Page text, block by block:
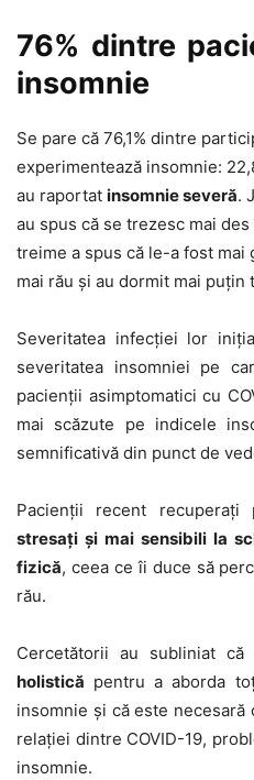
76% dintre
insomnie
Se pare că 76,1% dintre
experimentează insomnie:
au raportat insomnie severă.
au spus că se trezesc mai
treime a spus că le-a fost mai
mai rău și au dormit mai puțin
Severitatea infecției lor
severitatea insomniei pe
pacienții asimptomatici cu
mai scăzute pe indicele
semnificativă din punct de
Pacienții recent
stresați și mai sensibili la
fizică, ceea ce îi duce să
rău.
Cercetătorii au subliniat că
holistică pentru a aborda
insomnie și că este
relației dintre COVID-19,
insomnie.